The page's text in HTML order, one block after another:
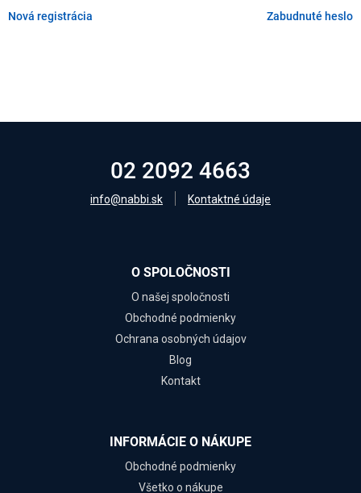
Nová registrácia Zabudnuté heslo
02 2092 4663
info@nabbi.sk Kontaktné údaje
O SPOLOČNOSTI
O našej spoločnosti
Obchodné podmienky
Ochrana osobných údajov
Blog
Kontakt
INFORMÁCIE O NÁKUPE
Obchodné podmienky
Všetko o nákupe